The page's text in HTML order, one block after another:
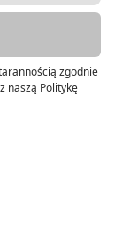
zgodnie
naszą Politykę